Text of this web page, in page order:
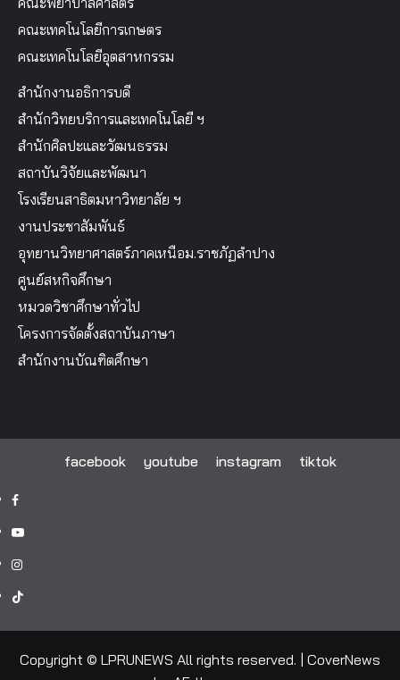
คณะเทคโนโลยีการเกษตร
คณะเทคโนโลยีอุตสาหกรรม
สำนักงานอธิการบดี
สำนักวิทยบริการและเทคโนโลยี ฯ
สำนักศิลปะและวัฒนธรรม
สถาบันวิจัยและพัฒนา
โรงเรียนสาธิตมหาวิทยาลัย ฯ
งานประชาสัมพันธ์
อุทยานวิทยาศาสตร์ภาคเหนือม.ราชภัฏลำปาง
ศูนย์สหกิจศึกษา
หมวดวิชาศึกษาทั่วไป
โครงการจัดตั้งสถาบันภาษา
สำนักงานบัณฑิตศึกษา
facebook youtube instagram tiktok
facebook
youtube
instagram
tiktok
Copyright © LPRUNEWS All rights reserved.
CoverNews